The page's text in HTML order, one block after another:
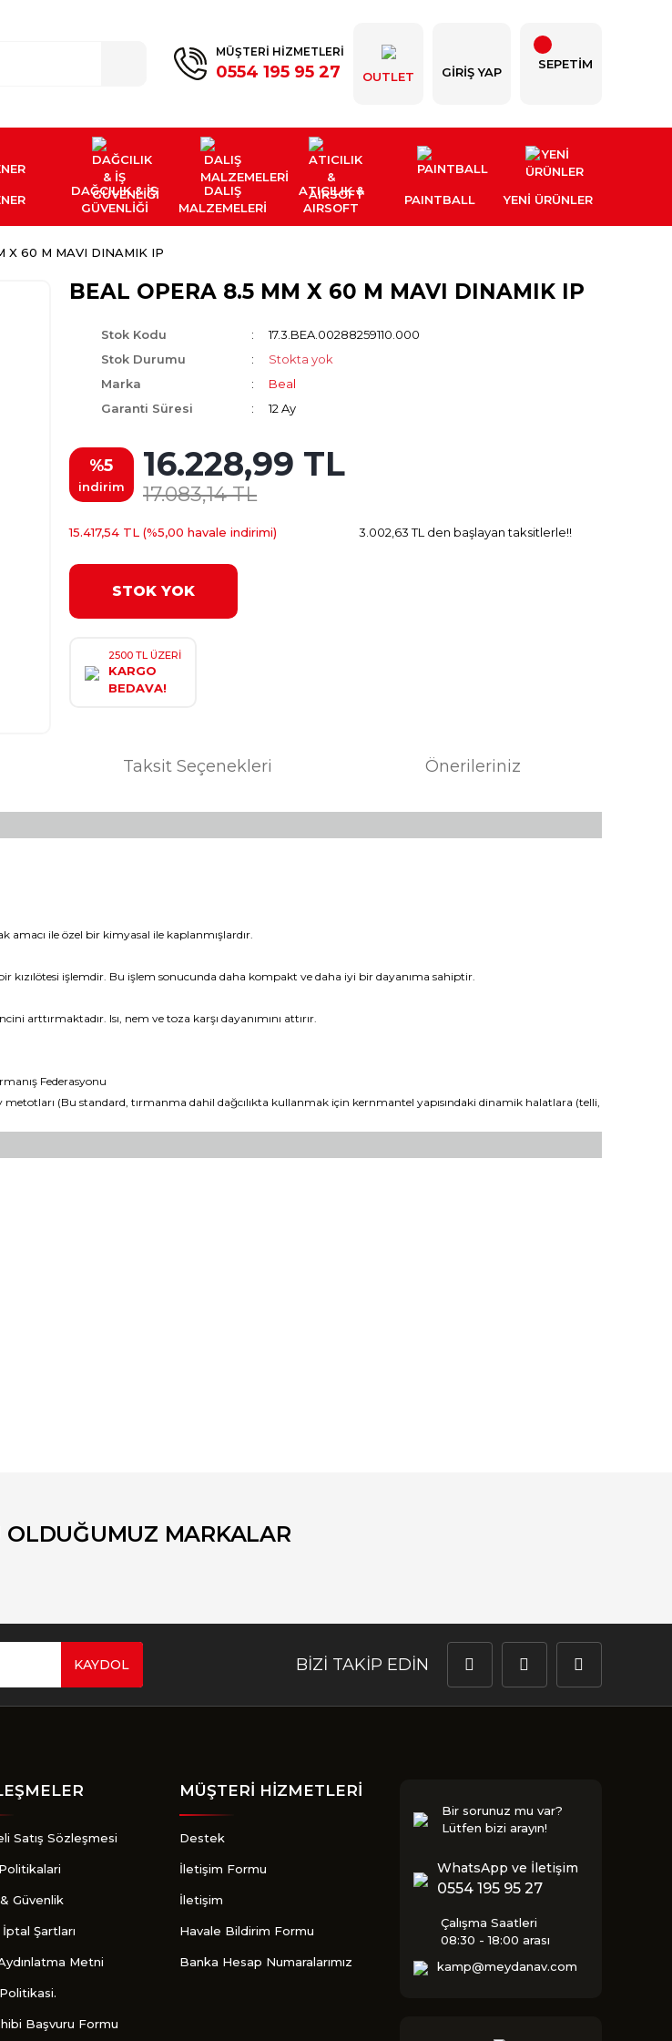
MÜŞTERİ HİZMETLERİ
0554 195 95 27 OUTLET GIRIŞ YAP
SEPETİM
DAĞCILIK & İŞ
GÜVENLİĞİ
DALIŞ
MALZEMELERİ
ATICILIK &
AIRSOFT
PAINTBALL YENI ÜRÜNLER
X 60 M MAVI DINAMIK IP
BEAL OPERA 8.5 MM X 60 M MAVI DINAMIK IP
Stok Kodu
17.3.BEA.00288259110.000
Stok Durumu
Stokta yok
Marka
Beal
Garanti Süresi
12 Ay
%5
indirim
16.228,99 TL
17.083,14 TL
15.417,54 TL (%5,00 havale indirimi) 3.002,63 TL den başlayan taksitlerle!!
STOK YOK
2500 TL ÜZERİ
KARGO
BEDAVA!
Taksit Seçenekleri Önerileriniz
amacı ile özel bir kimyasal ile kaplanmışlardır.
kızılötesi işlemdir. Bu işlem sonucunda daha kompakt ve daha iyi bir dayanıma sahiptir.
arttırmaktadır. Isı, nem ve toza karşı dayanımını attırır.
Federasyonu
metotları (Bu standard, tırmanma dahil dağcılıkta kullanmak için kernmantel yapısındaki dinamik halatlara (telli,
Yorum Yaz
OLDUĞUMUZ MARKALAR
KAYDOL BİZİ TAKİP EDİN
Satış Sözleşmesi
Güvenlik
Şartları
Metni
Başvuru Formu
MÜŞTERİ HİZMETLERİ
Destek
İletişim Formu
İletişim
Havale Bildirim Formu
Banka Hesap Numaralarımız
Bir sorunuz mu var?
Lütfen bizi arayın!
WhatsApp ve İletişim
0554 195 95 27
Çalışma Saatleri
08:30 - 18:00 arası
kamp@meydanav.com